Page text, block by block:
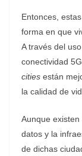
Entonces,
forma en que
A través del
conectividad
cities están
la calidad de
Aunque
datos y la
de dichas